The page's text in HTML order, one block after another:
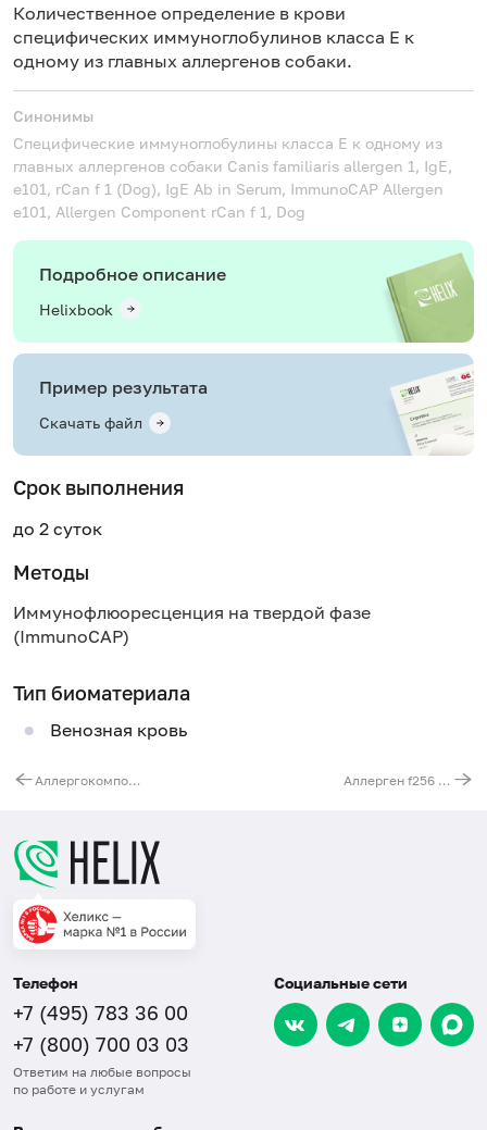
Количественное определение в крови
специфических иммуноглобулинов класса E к
одному из главных аллергенов собаки.
Синонимы
Специфические иммуноглобулины класса Е к одному из
главных аллергенов собаки Canis familiaris allergen 1, IgE,
e101, rCan f 1 (Dog), IgE Ab in Serum, ImmunoCAP Allergen
e101, Allergen Component rCan f 1, Dog
Подробное описание
Helixbook
Пример результата
Скачать файл
Срок выполнения
до 2 суток
Методы
Иммунофлюоресценция на твердой фазе
(ImmunoCAP)
Тип биоматериала
Венозная кровь
Аллергокомпонент w231 - полынь nArt v1, IgE (ImmunoCAP) Аллерген f256 - орех грецкий (плод), IgG
Телефон
+7 (495) 783 36 00
+7 (800) 700 03 03
Ответим на любые вопросы
по работе и услугам
Социальные сети